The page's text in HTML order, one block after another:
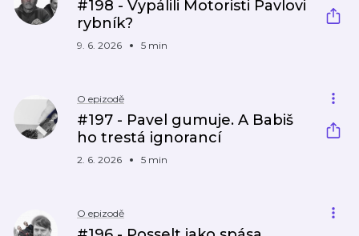
#198 - Vypálili Motoristi Pavlovi
rybník?
9. 6. 2026 5 min
O epizodě
#197 - Pavel gumuje. A Babiš
ho trestá ignorancí
2. 6. 2026 5 min
O epizodě